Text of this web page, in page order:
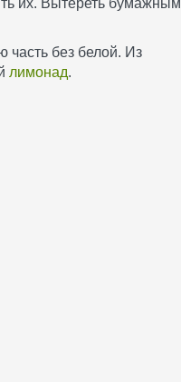
их. Вытереть бумажным
часть без белой. Из
лимонад.